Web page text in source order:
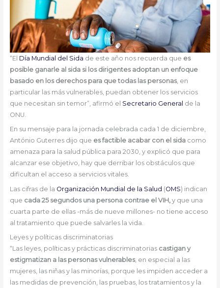
“El Día Mundial del Sida de este año nos recuerda que es
posible ganarle al sida si los dirigentes adoptan un enfoque
basado en los derechos para que todas las personas, en
particular las más vulnerables, puedan obtener los servicios
que necesitan sin temor”, afirmó el Secretario General de la
ONU.
En su mensaje para la jornada celebrada cada 1 de diciembre,
António Guterres dijo que es factible acabar con el sida como
amenaza para la salud pública para 2030, y explicó que para
alcanzar ese objetivo, hay que derribar los obstáculos que
dificultan el acceso a servicios vitales.
Las cifras de la Organización Mundial de la Salud (OMS) indican
que cada 25 segundos una persona contrae el VIH, y que una
cuarta parte de ellas -más de nueve millones- no tiene acceso
al tratamiento que puede salvarles la vida.
Leyes y políticas discriminatorias
“Las leyes, políticas y prácticas discriminatorias castigan y
estigmatizan a las personas vulnerables, en especial a las
mujeres, las niñas y las minorías, porque les impiden acceder a
las medidas de prevención, las pruebas, los tratamientos y la